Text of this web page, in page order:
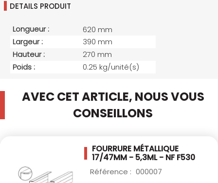
DETAILS PRODUIT
Longueur :
620 mm
Largeur :
390 mm
Hauteur :
270 mm
Poids :
0.25 kg/unité(s)
AVEC CET ARTICLE, NOUS VOUS
CONSEILLONS
FOURRURE MÉTALLIQUE
17/47MM - 5,3ML - NFF530
Référence : 000007